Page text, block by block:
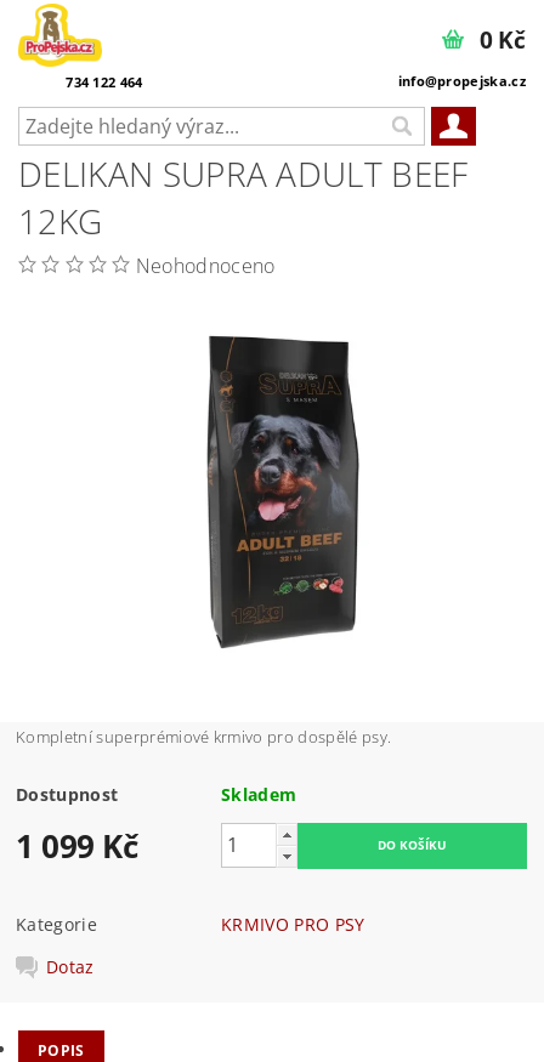
734 122 464 info@propejska.cz
0 Kč
DELIKAN SUPRA ADULT BEEF
12KG
Neohodnoceno
Kompletní superprémiové krmivo pro dospělé psy.
Dostupnost Skladem
1 099 Kč
Kategorie
KRMIVO PRO PSY
Dotaz
POPIS